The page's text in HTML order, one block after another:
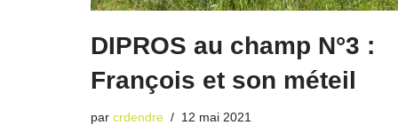
DIPROS au champ N°3 :
François et son méteil
par crdendre 12 mai 2021